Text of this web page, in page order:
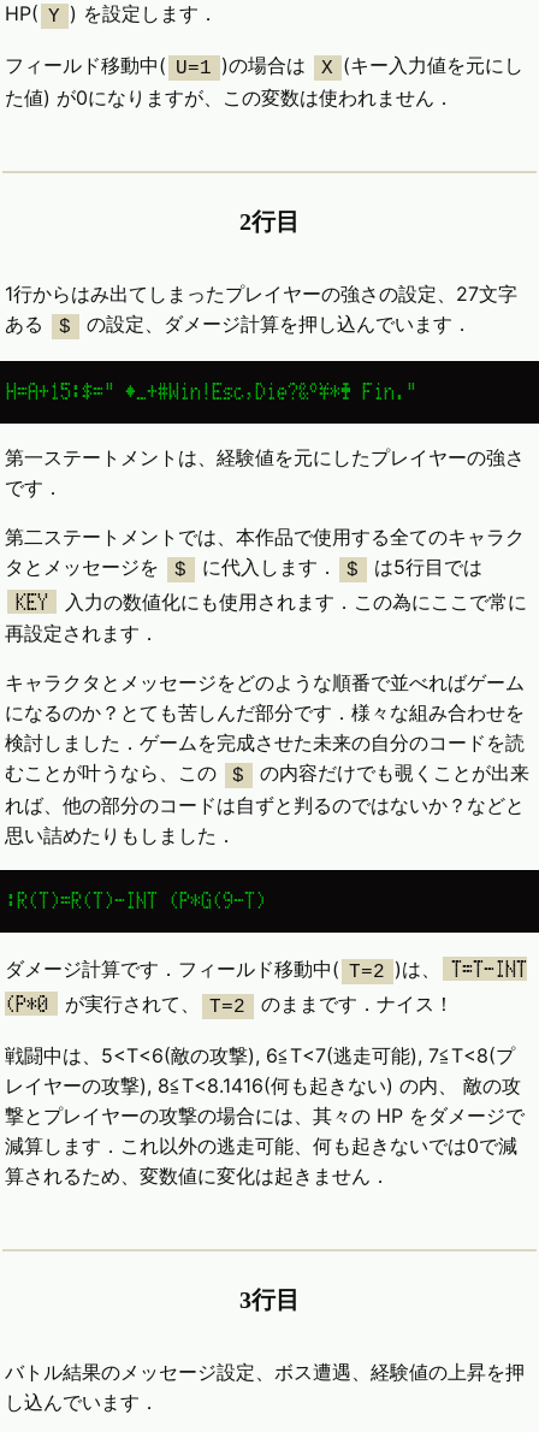
HP( Y ) を設定します．
フィールド移動中( U=1 )の場合は X (キー入力値を元にし
た値) が0になりますが、この変数は使われません．
2行目
1行からはみ出てしまったプレイヤーの強さの設定、27文字
ある
$ の設定、ダメージ計算を押し込んでいます．
H=A+15:$=" ♦_+#Win!Esc,Die?&°¥*♣ Fin."
第一ステートメントは、経験値を元にしたプレイヤーの強さ
です．
第二ステートメントでは、本作品で使用する全てのキャラク
タとメッセージを
$ に代入します． $ は5行目では
KEY
入力の数値化にも使用されます．この為にここで常に
再設定されます．
キャラクタとメッセージをどのような順番で並べればゲーム
になるのか？とても苦しんだ部分です．様々な組み合わせを
検討しました．ゲームを完成させた未来の自分のコードを読
むことが叶うなら、この
$
の内容だけでも覗くことが出来
れば、他の部分のコードは自ずと判るのではないか？などと
思い詰めたりもしました．
:R(T)=R(T)-INT (P*G(9-T)
ダメージ計算です．フィールド移動中( T=2 )は、
T=T-INT
(P*0
が実行されて、 T=2 のままです．ナイス！
戦闘中は、5<T<6(敵の攻撃), 6≦T<7(逃走可能), 7≦T<8(プ
レイヤーの攻撃), 8≦T<8.1416(何も起きない) の内、 敵の攻
撃とプレイヤーの攻撃の場合には、其々の HP をダメージで
減算します．これ以外の逃走可能、何も起きないでは0で減
算されるため、変数値に変化は起きません．
3行目
バトル結果のメッセージ設定、ボス遭遇、経験値の上昇を押
し込んでいます．